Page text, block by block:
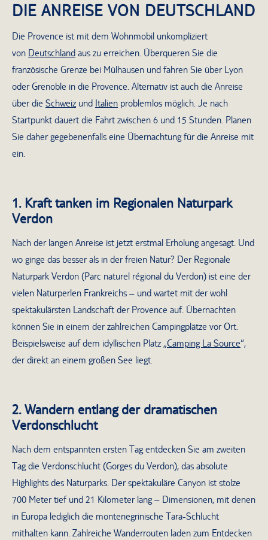
DIE ANREISE VON DEUTSCHLAND
Die Provence ist mit dem Wohnmobil unkompliziert
von Deutschland aus zu erreichen. Überqueren Sie die
französische Grenze bei Mülhausen und fahren Sie über Lyon
oder Grenoble in die Provence. Alternativ ist auch die Anreise
über die Schweiz und Italien problemlos möglich. Je nach
Startpunkt dauert die Fahrt zwischen 6 und 15 Stunden. Planen
Sie daher gegebenenfalls eine Übernachtung für die Anreise mit
ein.
1. Kraft tanken im Regionalen Naturpark
Verdon
Nach der langen Anreise ist jetzt erstmal Erholung angesagt. Und
wo ginge das besser als in der freien Natur? Der Regionale
Naturpark Verdon (Parc naturel régional du Verdon) ist eine der
vielen Naturperlen Frankreichs – und wartet mit der wohl
spektakulärsten Landschaft der Provence auf. Übernachten
können Sie in einem der zahlreichen Campingplätze vor Ort.
Beispielsweise auf dem idyllischen Platz „Camping La Source“,
der direkt an einem großen See liegt.
2. Wandern entlang der dramatischen
Verdonschlucht
Nach dem entspannten ersten Tag entdecken Sie am zweiten
Tag die Verdonschlucht (Gorges du Verdon), das absolute
Highlights des Naturparks. Der spektakuläre Canyon ist stolze
700 Meter tief und 21 Kilometer lang – Dimensionen, mit denen
in Europa lediglich die montenegrinische Tara-Schlucht
mithalten kann. Zahlreiche Wanderrouten laden zum Entdecken